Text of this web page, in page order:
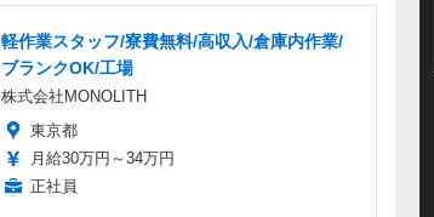
軽作業スタッフ/寮費無料/高収入/倉庫内作業/
ブランクOK/工場
株式会社MONOLITH
東京都
月給30万円～34万円
正社員